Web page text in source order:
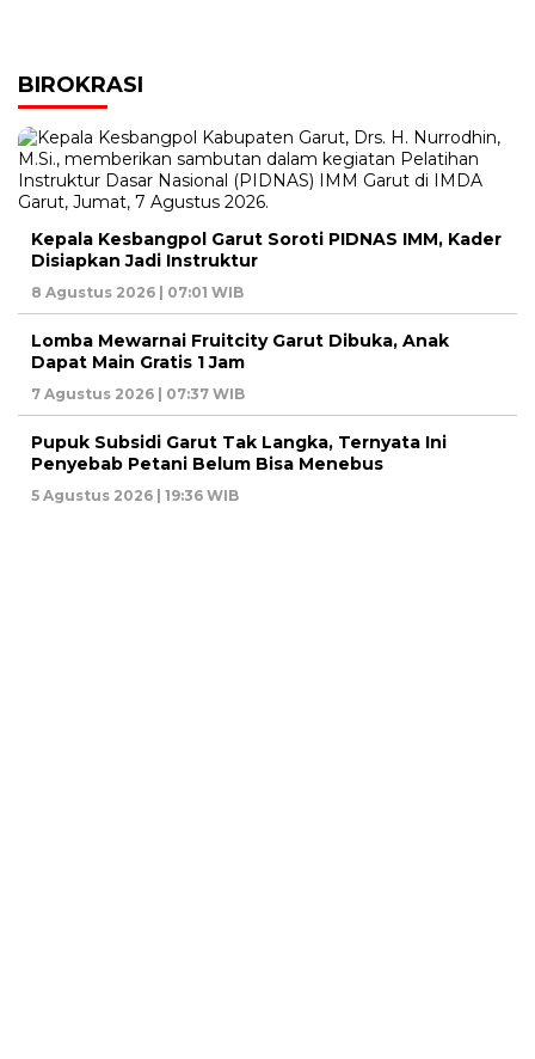
BIROKRASI
Kepala Kesbangpol Garut Soroti PIDNAS IMM, Kader
Disiapkan Jadi Instruktur
8 Agustus 2026 | 07:01 WIB
Lomba Mewarnai Fruitcity Garut Dibuka, Anak
Dapat Main Gratis 1 Jam
7 Agustus 2026 | 07:37 WIB
Pupuk Subsidi Garut Tak Langka, Ternyata Ini
Penyebab Petani Belum Bisa Menebus
5 Agustus 2026 | 19:36 WIB